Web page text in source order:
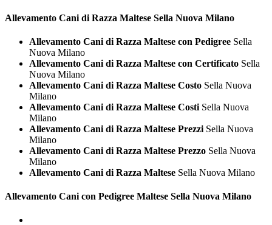
Allevamento Cani di Razza Maltese Sella Nuova Milano
Allevamento Cani di Razza Maltese con Pedigree Sella
Nuova Milano
Allevamento Cani di Razza Maltese con Certificato Sella
Nuova Milano
Allevamento Cani di Razza Maltese Costo Sella Nuova
Milano
Allevamento Cani di Razza Maltese Costi Sella Nuova
Milano
Allevamento Cani di Razza Maltese Prezzi Sella Nuova
Milano
Allevamento Cani di Razza Maltese Prezzo Sella Nuova
Milano
Allevamento Cani di Razza Maltese Sella Nuova Milano
Allevamento Cani con Pedigree Maltese Sella Nuova Milano